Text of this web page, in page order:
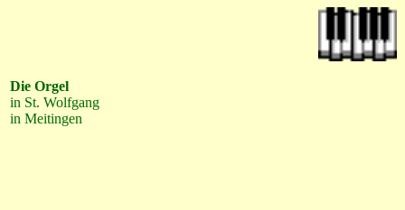
Die Orgel
in St. Wolfgang
in Meitingen